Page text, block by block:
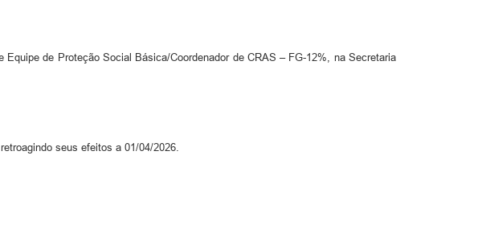
de Proteção Social Básica/Coordenador de CRAS – FG-12%, na Secretaria
seus efeitos a 01/04/2026.